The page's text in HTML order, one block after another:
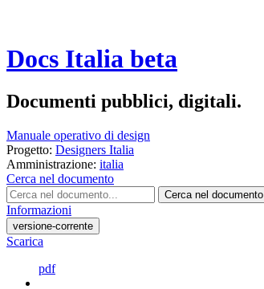
Docs Italia beta
Documenti pubblici, digitali.
Manuale operativo di design
Progetto: Designers Italia
Amministrazione: italia
Cerca nel documento
Cerca nel documento
Informazioni
versione-corrente
Scarica
pdf